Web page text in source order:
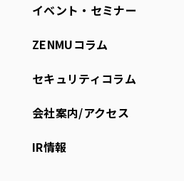
イベント・セミナー
ZENMUコラム
セキュリティコラム
会社案内/アクセス
IR情報